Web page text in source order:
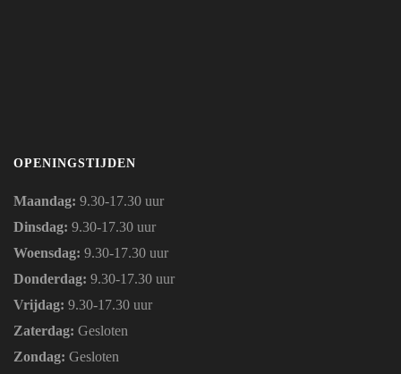
OPENINGSTIJDEN
Maandag: 9.30-17.30 uur
Dinsdag: 9.30-17.30 uur
Woensdag: 9.30-17.30 uur
Donderdag: 9.30-17.30 uur
Vrijdag: 9.30-17.30 uur
Zaterdag: Gesloten
Zondag: Gesloten